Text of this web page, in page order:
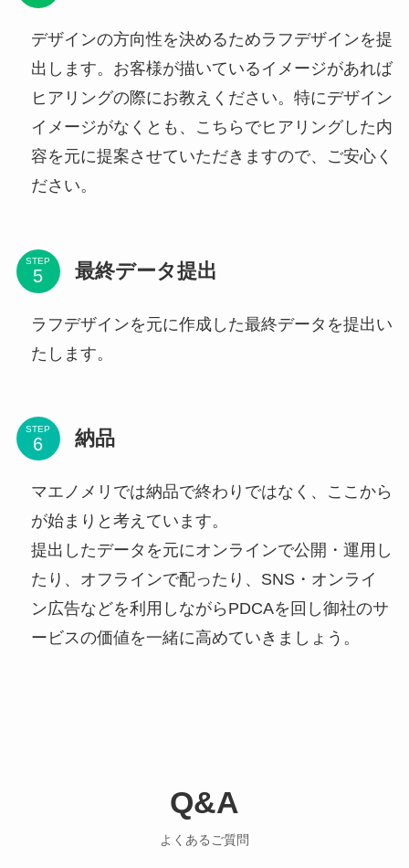
デザインの方向性を決めるためラフデザインを提
出します。お客様が描いているイメージがあれば
ヒアリングの際にお教えください。特にデザイン
イメージがなくとも、こちらでヒアリングした内
容を元に提案させていただきますので、ご安心く
ださい。
STEP 最終データ提出
ラフデザインを元に作成した最終データを提出い
たします。
STEP 納品
マエノメリでは納品で終わりではなく、ここから
が始まりと考えています。
提出したデータを元にオンラインで公開・運用し
たり、オフラインで配ったり、SNS・オンライ
ン広告などを利用しながらPDCAを回し御社のサ
ービスの価値を一緒に高めていきましょう。
Q&A
よくあるご質問